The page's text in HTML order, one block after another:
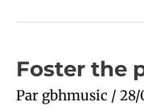
Foster the
Par gbhmusic / 28/
Foster
the
people